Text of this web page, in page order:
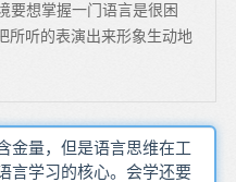
要想掌握一门语言是很困
所听的表演出来形象生动地
金量，但是语言思维在工
言学习的核心。会学还要